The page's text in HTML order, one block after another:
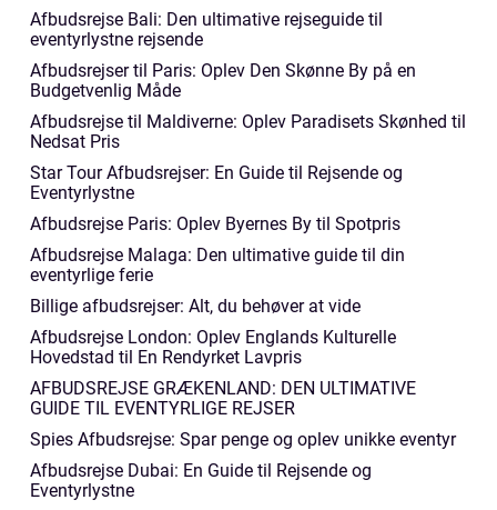
Afbudsrejse Bali: Den ultimative rejseguide til
eventyrlystne rejsende
Afbudsrejser til Paris: Oplev Den Skønne By på en
Budgetvenlig Måde
Afbudsrejse til Maldiverne: Oplev Paradisets Skønhed til
Nedsat Pris
Star Tour Afbudsrejser: En Guide til Rejsende og
Eventyrlystne
Afbudsrejse Paris: Oplev Byernes By til Spotpris
Afbudsrejse Malaga: Den ultimative guide til din
eventyrlige ferie
Billige afbudsrejser: Alt, du behøver at vide
Afbudsrejse London: Oplev Englands Kulturelle
Hovedstad til En Rendyrket Lavpris
AFBUDSREJSE GRÆKENLAND: DEN ULTIMATIVE
GUIDE TIL EVENTYRLIGE REJSER
Spies Afbudsrejse: Spar penge og oplev unikke eventyr
Afbudsrejse Dubai: En Guide til Rejsende og
Eventyrlystne